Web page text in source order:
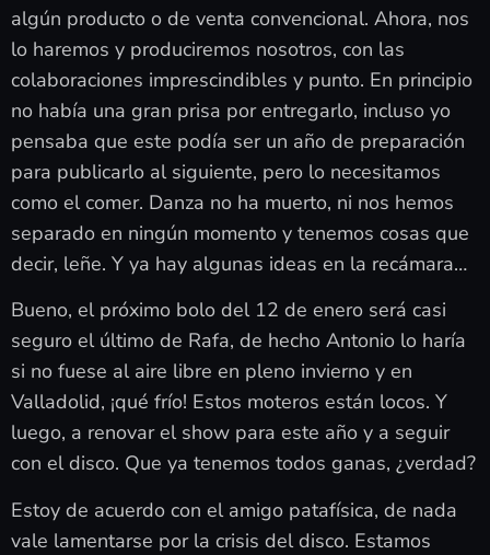
algún producto o de venta convencional. Ahora, nos
lo haremos y produciremos nosotros, con las
colaboraciones imprescindibles y punto. En principio
no había una gran prisa por entregarlo, incluso yo
pensaba que este podía ser un año de preparación
para publicarlo al siguiente, pero lo necesitamos
como el comer. Danza no ha muerto, ni nos hemos
separado en ningún momento y tenemos cosas que
decir, leñe. Y ya hay algunas ideas en la recámara…
Bueno, el próximo bolo del 12 de enero será casi
seguro el último de Rafa, de hecho Antonio lo haría
si no fuese al aire libre en pleno invierno y en
Valladolid, ¡qué frío! Estos moteros están locos. Y
luego, a renovar el show para este año y a seguir
con el disco. Que ya tenemos todos ganas, ¿verdad?
Estoy de acuerdo con el amigo patafísica, de nada
vale lamentarse por la crisis del disco. Estamos